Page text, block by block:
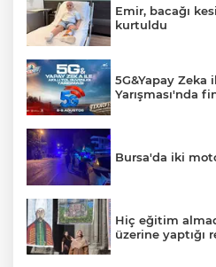
Emir, bacağı
kurtuldu
5G&Yapay Zeka
Yarışması'nda
Bursa'da iki
Hiç eğitim
üzerine yaptığı